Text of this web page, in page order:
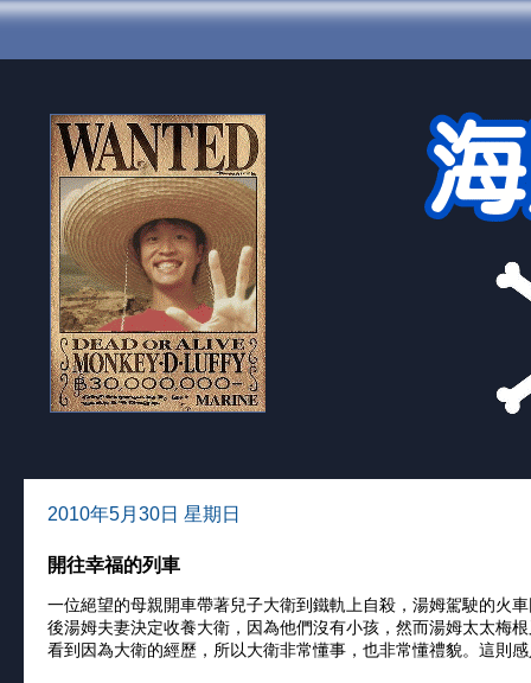
2010年5月30日 星期日
開往幸福的列車
一位絕望的母親開車帶著兒子大衛到鐵軌上自殺，湯姆駕駛的火
後湯姆夫妻決定收養大衛，因為他們沒有小孩，然而湯姆太太梅
看到因為大衛的經歷，所以大衛非常懂事，也非常懂禮貌。這則